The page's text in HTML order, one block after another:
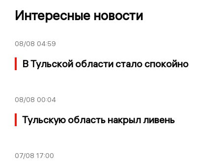
Интересные новости
08/08 04:59
В Тульской области стало спокойно
08/08 00:04
Тульскую область накрыл ливень
07/08 17:00